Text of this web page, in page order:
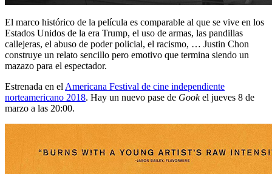
El marco histórico de la película es comparable al que se vive en los
Estados Unidos de la era Trump, el uso de armas, las pandillas
callejeras, el abuso de poder policial, el racismo, … Justin Chon
construye un relato sencillo pero emotivo que termina siendo un
mazazo para el espectador.
Estrenada en el Americana Festival de cine independiente
norteamericano 2018. Hay un nuevo pase de Gookel jueves 8 de
marzo a las 20:00.